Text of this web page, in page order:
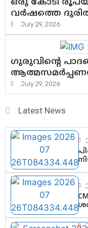
ഒരു കോടി
വർഷത്തെ
പോരാട്ടം
July 29, 2026
ഗുരുവിന്റെ
അമൃതാനന്ദമയി
ഗുരുപൂർണിമ
July 29, 2026
Latest News